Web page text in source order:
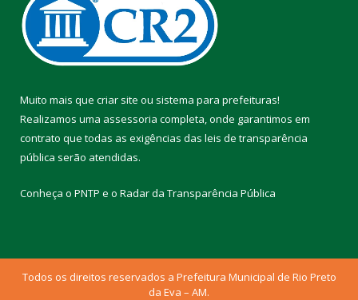
Muito mais que criar site ou sistema para prefeituras!
Realizamos uma assessoria completa, onde garantimos em
contrato que todas as exigências das leis de transparência
pública serão atendidas.
Conheça o PNTP e o Radar da Transparência Pública
Todos os direitos reservados a Prefeitura Municipal de Rio Preto
da Eva – AM.